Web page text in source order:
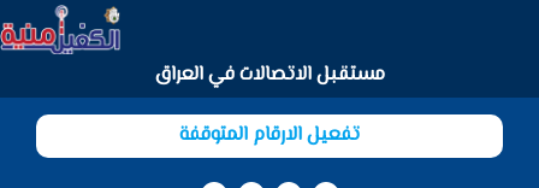
مستقبل الاتصالات في العراق
العربية
تفعيل الارقام المتوقفة